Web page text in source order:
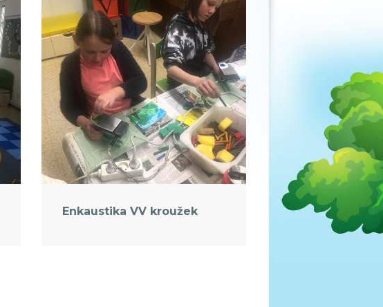
Enkaustika VV kroužek